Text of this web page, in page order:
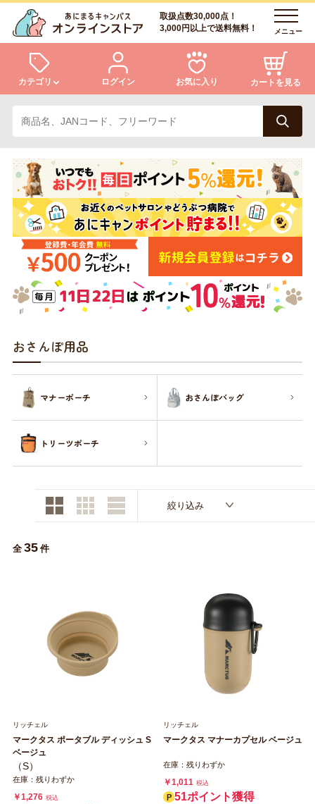
取扱点数30,000点！
3,000円以上で送料無料！
メニュー
カテゴリ
犬 猫
小動物・鳥 アクア・爬虫類・昆虫
ドッグフード キャットフード
美容・ケア用品 服・おさんぽ用品
日用品（デイリー）
トリマーグッズ シニアサポート
ログイン お気に入り カートを見る
ログイン
会員登録
あにまるキャンパスについて
アフターサービス
商品リクエスト
お問い合わせ
おさんぽ用品
マナーポーチ おさんぽバッグ
トリーツポーチ
絞り込み
全 35 件
リッチェル
マークタス ポータブル ディッシュ S
ベージュ
（S）
在庫：残りわずか
￥1,276 税込
リッチェル
マークタス マナーカプセル ベージュ
在庫：残りわずか
￥1,011 税込
51ポイント獲得